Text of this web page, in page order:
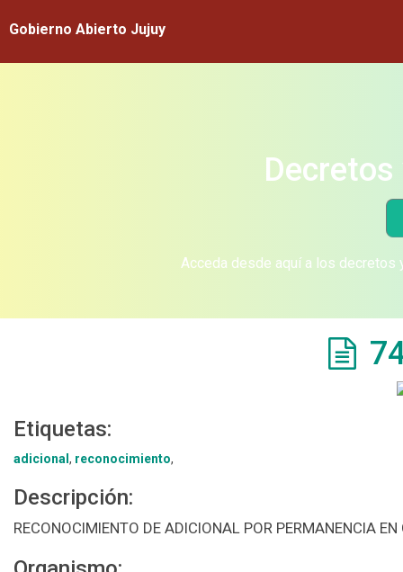
Gobierno Abierto Jujuy
Acceda desde aquí a los
Etiquetas:
adicional , reconocimiento,
Descripción:
RECONOCIMIENTO DE ADICIONAL POR PERMANENCIA EN